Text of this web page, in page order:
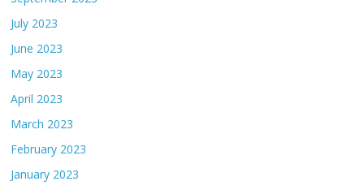
July 2023
June 2023
May 2023
April 2023
March 2023
February 2023
January 2023